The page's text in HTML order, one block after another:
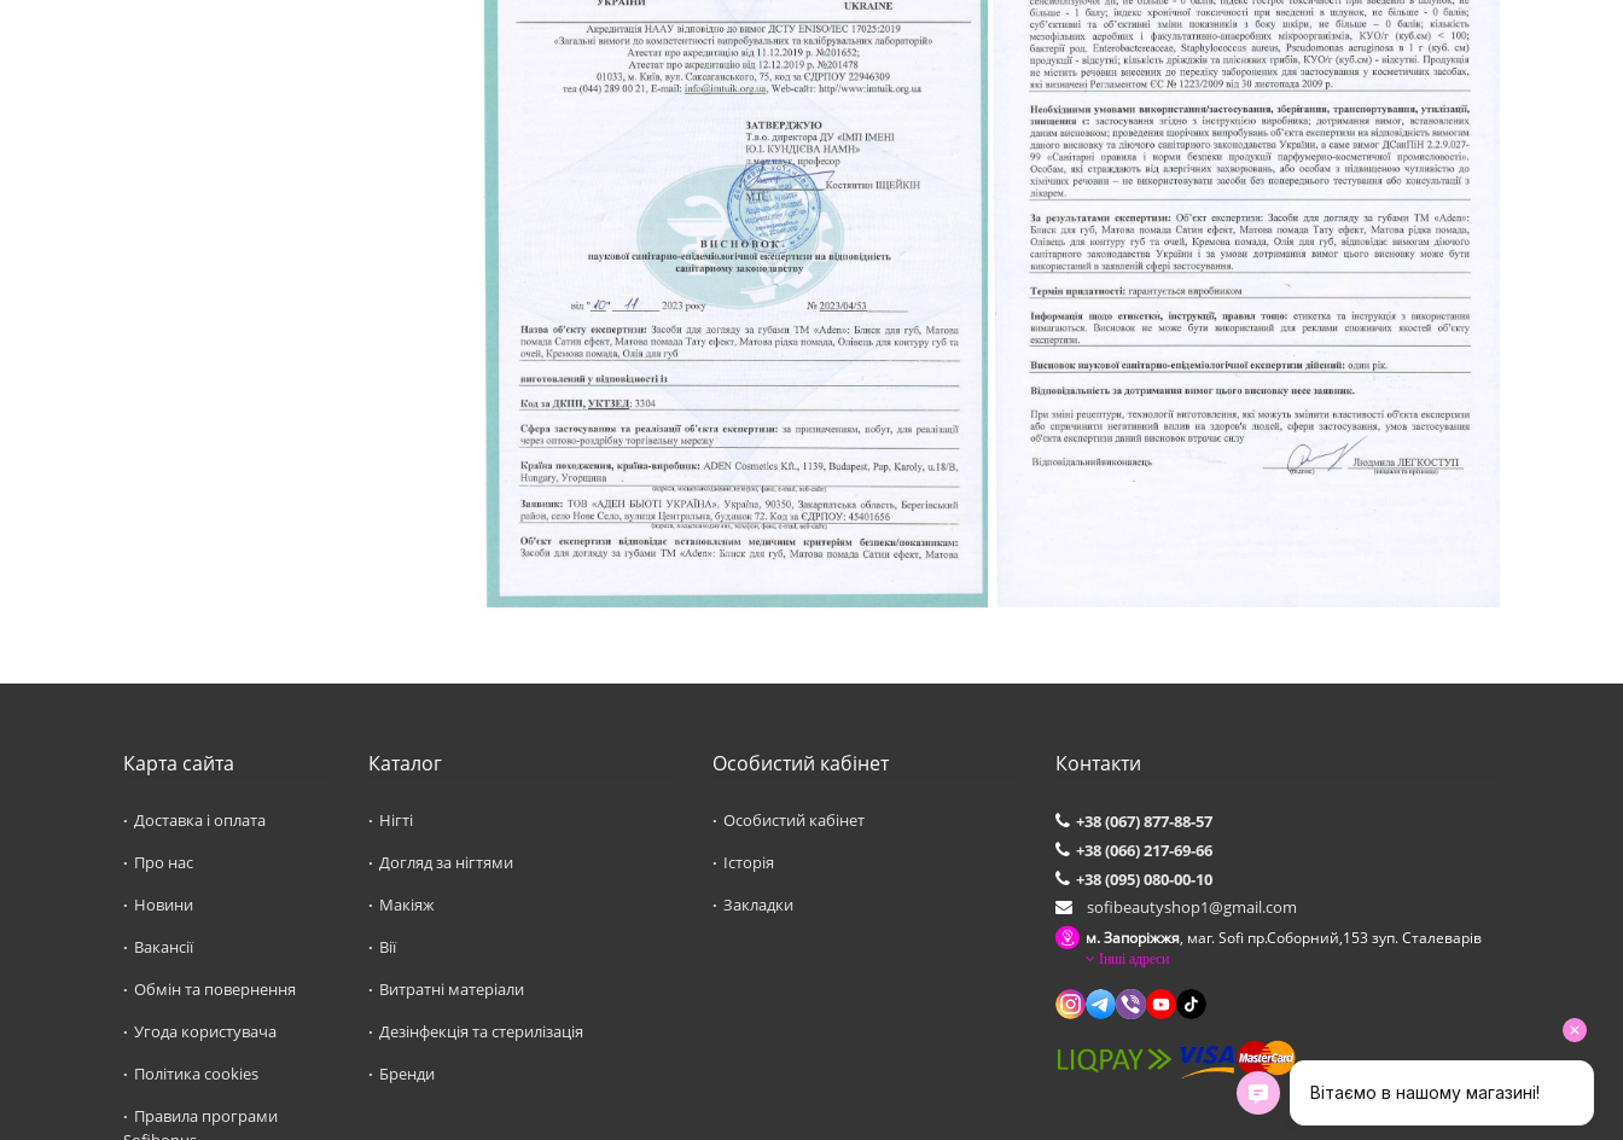
Карта сайта
Доставка і оплата
Про нас
Новини
Вакансії
Обмін та повернення
Угода користувача
Політика cookies
Правила програми
Каталог
Нігті
Догляд за нігтями
Макіяж
Вії
Витратні матеріали
Дезінфекція та стерилізація
Бренди
Особистий кабінет
Особистий кабінет
Історія
Закладки
Контакти
+38 (067) 877-88-57
+38 (066) 217-69-66
+38 (095) 080-00-10
sofibeautyshop1@gmail.com
м. Запоріжжя, маг. Sofi пр.Соборний,153 зуп. Сталеварiв
Інші адреси